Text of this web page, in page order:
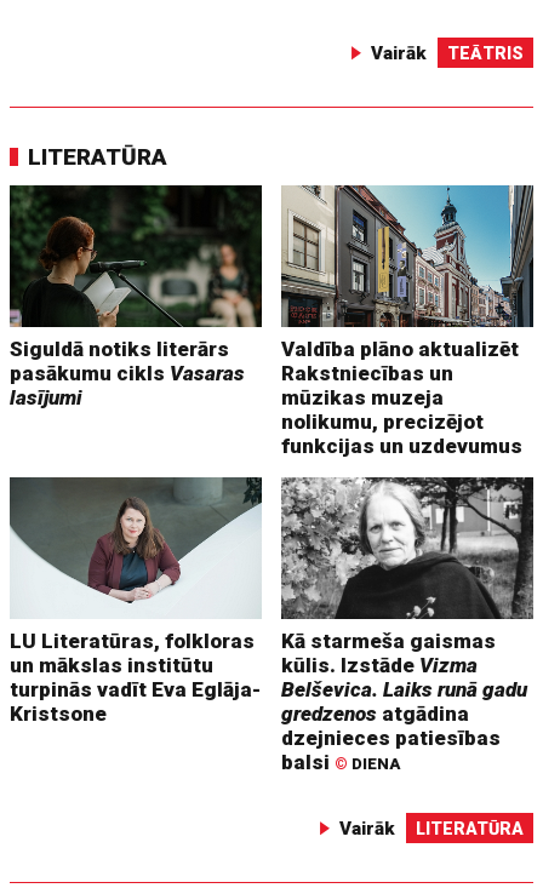
Vairāk TEĀTRIS
LITERATŪRA
Siguldā notiks literārs
pasākumu cikls Vasaras
lasījumi
Valdība plāno aktualizēt
Rakstniecības un
mūzikas muzeja
nolikumu, precizējot
funkcijas un uzdevumus
LU Literatūras, folkloras
un mākslas institūtu
turpinās vadīt Eva Eglāja-
Kristsone
Kā starmeša gaismas
kūlis. Izstāde Vizma
Belševica. Laiks runā gadu
gredzenos atgādina
dzejnieces patiesības
balsi © DIENA
Vairāk LITERATŪRA